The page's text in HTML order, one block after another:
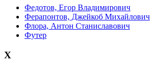
Федотов, Егор Владимирович
Ферапонтов, Джейкоб Михайлович
Флора, Антон Станиславович
Футер
Х